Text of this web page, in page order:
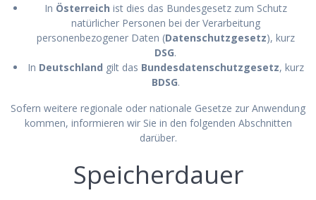
In Österreich ist dies das Bundesgesetz zum Schutz
natürlicher Personen bei der Verarbeitung
personenbezogener Daten (Datenschutzgesetz), kurz
DSG.
In Deutschland gilt das Bundesdatenschutzgesetz, kurz
BDSG.
Sofern weitere regionale oder nationale Gesetze zur Anwendung
kommen, informieren wir Sie in den folgenden Abschnitten
darüber.
Speicherdauer